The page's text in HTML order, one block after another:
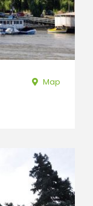
Map